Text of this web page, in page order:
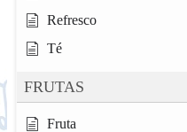
Refresco
Té
FRUTAS
Fruta